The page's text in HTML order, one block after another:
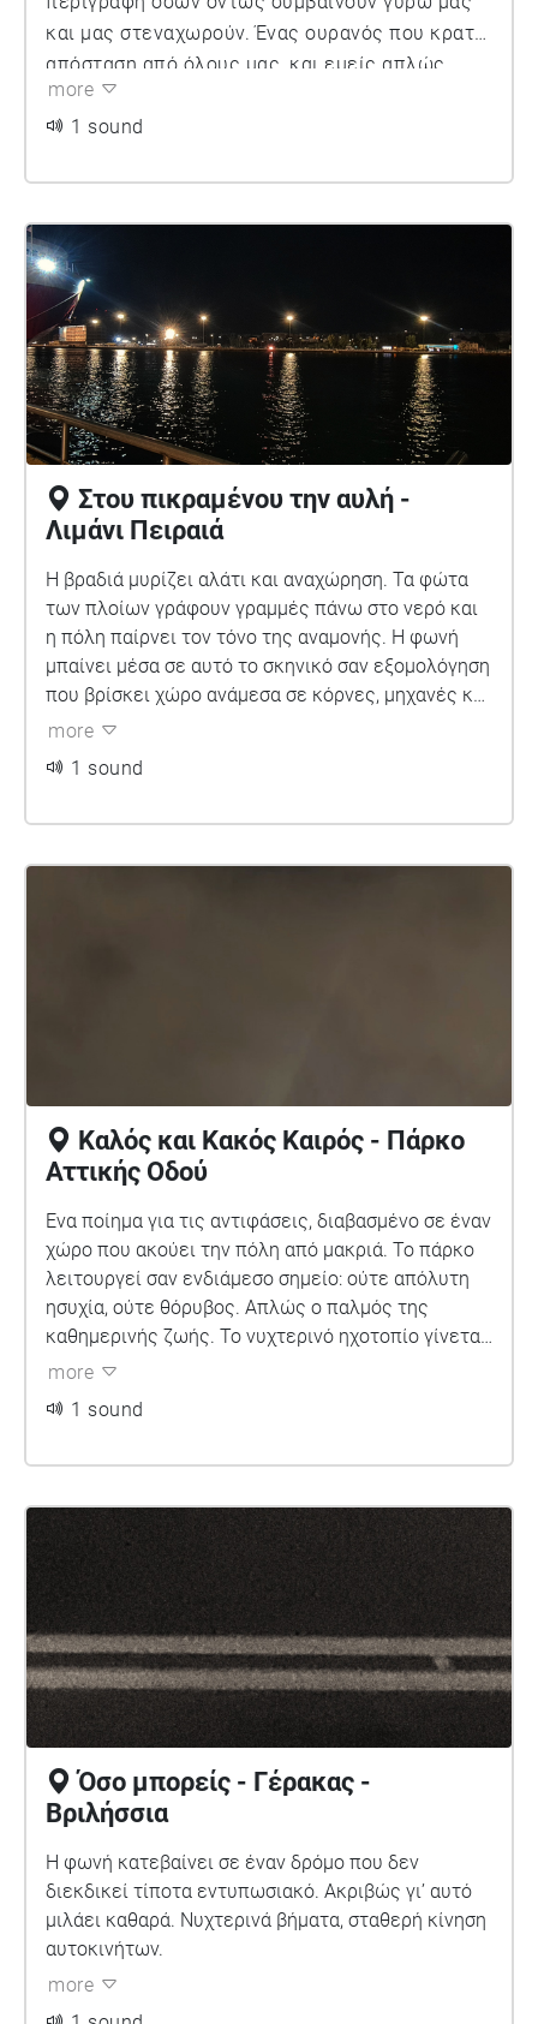
και μας στεναχωρούν. Ένας ουρανός που κρατά
απόσταση από όλους μας, και εμείς απλώς
συνεχίζουμε προσπαθώντας.
more
1 sound
Στου πικραμένου την αυλή -
Λιμάνι Πειραιά
Η βραδιά μυρίζει αλάτι και αναχώρηση. Τα φώτα
των πλοίων γράφουν γραμμές πάνω στο νερό και
η πόλη παίρνει τον τόνο της αναμονής. Η φωνή
μπαίνει μέσα σε αυτό το σκηνικό σαν εξομολόγηση
που βρίσκει χώρο ανάμεσα σε κόρνες, μηχανές και
ανθρώπους που περνούν δίπλα χωρίς να κοιτούν.
more
1 sound
Καλός και Κακός Καιρός - Πάρκο
Αττικής Οδού
Ένα ποίημα για τις αντιφάσεις, διαβασμένο σε έναν
χώρο που ακούει την πόλη από μακριά. Το πάρκο
λειτουργεί σαν ενδιάμεσο σημείο: ούτε απόλυτη
ησυχία, ούτε θόρυβος. Απλώς ο παλμός της
καθημερινής ζωής. Το νυχτερινό ηχοτοπίο γίνεται
ο φυσικός καμβάς για έναν στίχο που ξέρει να
more
1 sound
Όσο μπορείς - Γέρακας -
Βριλήσσια
Η φωνή κατεβαίνει σε έναν δρόμο που δεν
διεκδικεί τίποτα εντυπωσιακό. Ακριβώς γι’ αυτό
μιλάει καθαρά. Νυχτερινά βήματα, σταθερή κίνηση
αυτοκινήτων.
more